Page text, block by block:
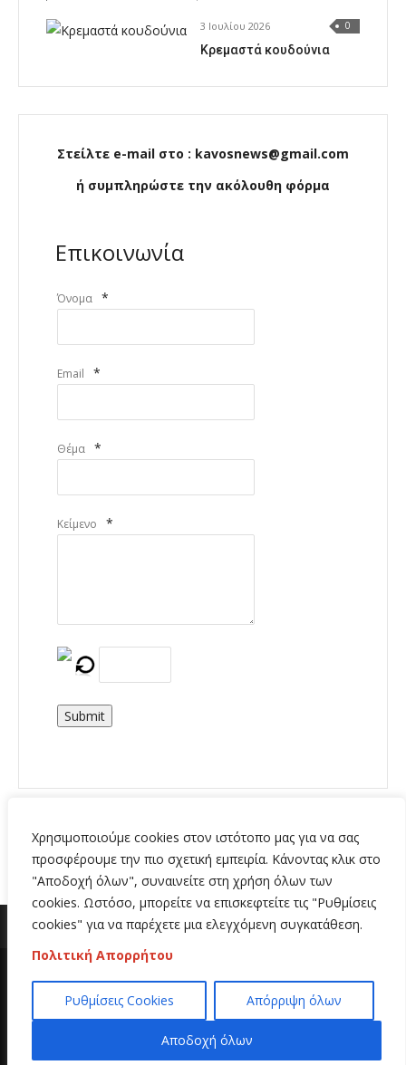
Χρησιμοποιούμε cookies στον ιστότοπο μας για να σας
προσφέρουμε την πιο σχετική εμπειρία. Κάνοντας κλικ στο
"Αποδοχή όλων", συναινείτε στη χρήση όλων των
cookies. Ωστόσο, μπορείτε να επισκεφτείτε τις "Ρυθμίσεις
cookies" για να παρέχετε μια ελεγχόμενη συγκατάθεση.
Πολιτική Απορρήτου
Ρυθμίσεις Cookies Απόρριψη όλων
Αποδοχή όλων
3 Ιουλίου 2026 0
Κρεμαστά κουδούνια
Στείλτε e-mail στο : kavosnews@gmail.com
ή συμπληρώστε την ακόλουθη φόρμα
Επικοινωνία
Όνομα *
Email *
Θέμα *
Κείμενο *
Submit
Copyright 2020 | All Rights Reserved | Κατασκευή
ιστοσελίδων
Hi Web